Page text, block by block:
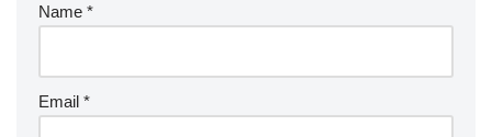
Name *
Email *